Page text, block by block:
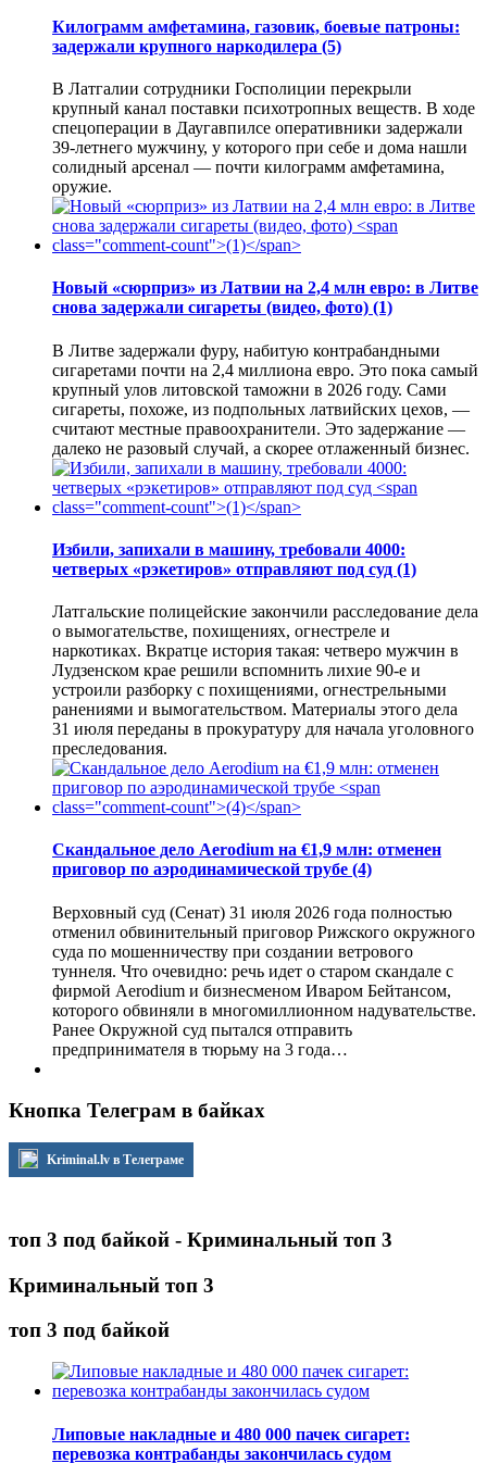
Килограмм амфетамина, газовик, боевые патроны:
задержали крупного наркодилера (5)
В Латгалии сотрудники Госполиции перекрыли
крупный канал поставки психотропных веществ. В ходе
спецоперации в Даугавпилсе оперативники задержали
39-летнего мужчину, у которого при себе и дома нашли
солидный арсенал — почти килограмм амфетамина,
оружие.
Новый «сюрприз» из Латвии на 2,4 млн евро: в Литве
снова задержали сигареты (видео, фото) (1)
В Литве задержали фуру, набитую контрабандными
сигаретами почти на 2,4 миллиона евро. Это пока самый
крупный улов литовской таможни в 2026 году. Сами
сигареты, похоже, из подпольных латвийских цехов, —
считают местные правоохранители. Это задержание —
далеко не разовый случай, а скорее отлаженный бизнес.
Избили, запихали в машину, требовали 4000:
четверых «рэкетиров» отправляют под суд (1)
Латгальские полицейские закончили расследование дела
о вымогательстве, похищениях, огнестреле и
наркотиках. Вкратце история такая: четверо мужчин в
Лудзенском крае решили вспомнить лихие 90-е и
устроили разборку с похищениями, огнестрельными
ранениями и вымогательством. Материалы этого дела
31 июля переданы в прокуратуру для начала уголовного
преследования.
Скандальное дело Aerodium на €1,9 млн: отменен
приговор по аэродинамической трубе (4)
Верховный суд (Сенат) 31 июля 2026 года полностью
отменил обвинительный приговор Рижского окружного
суда по мошенничеству при создании ветрового
туннеля. Что очевидно: речь идет о старом скандале с
фирмой Aerodium и бизнесменом Иваром Бейтансом,
которого обвиняли в многомиллионном надувательстве.
Ранее Окружной суд пытался отправить
предпринимателя в тюрьму на 3 года…
Кнопка Телеграм в байках
Kriminal.lv в Телеграме
топ 3 под байкой - Криминальный топ 3
Криминальный топ 3
топ 3 под байкой
Липовые накладные и 480 000 пачек сигарет:
перевозка контрабанды закончилась судом